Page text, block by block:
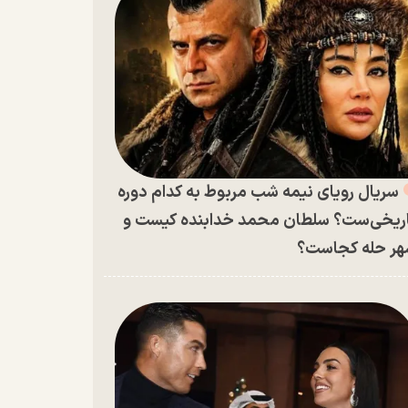
سریال رویای نیمه شب مربوط به کدام دوره
سلطان محمد خدابنده کیست و
حله کجاست؟